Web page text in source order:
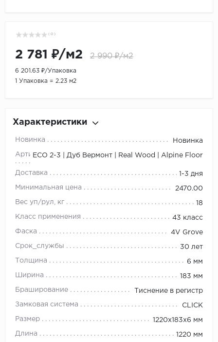
( 0 )
2 781 ₽/м2 2 990 ₽/м2
6 201.63 ₽/Упаковка
1 Упаковка = 2.23 м2
Характеристики
Новинка Новинка
АртикулЕСО 2-3 | Дуб Вермонт | Real Wood | Alpine Floor
Доставка 1-3 дня
Минимальная цена 2470.00
Вес уп/рул, кг 18
Класс применения 43 класс
Фаска 4V Grove
Срок_службы 30 лет
Толщина 6 мм
Ширина 183 мм
Браширование Тиснение в регистр
Замковая система CLICK
Размер 1220х183х6 мм
Длина 1220 мм